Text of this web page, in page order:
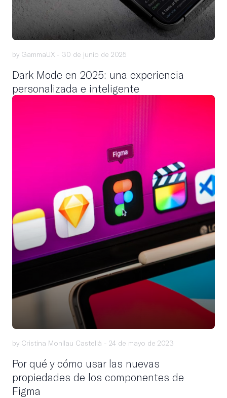
by GammaUX - 30 de junio de 2025
Dark Mode en 2025: una experiencia
personalizada e inteligente
by Cristina Monllau Castellà - 24 de mayo de 2023
Por qué y cómo usar las nuevas
propiedades de los componentes de
Figma